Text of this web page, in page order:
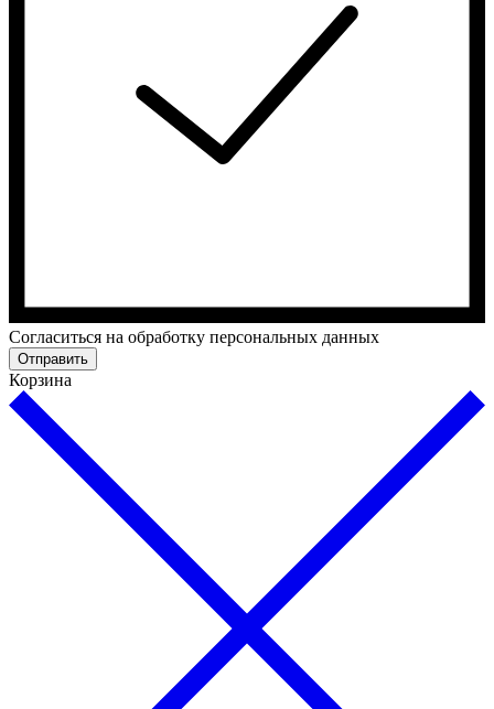
Cогласиться на обработку персональных данных
Отправить
Корзина